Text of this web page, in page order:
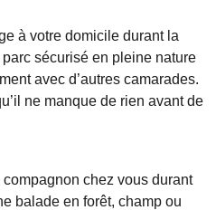
à votre domicile durant la
sécurisé en pleine nature
avec d’autres camarades.
ne manque de rien avant de
chez vous durant
balade en forêt, champ ou